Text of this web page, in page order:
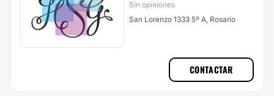
Sin opiniones
San Lorenzo 1333 5º A, Rosario
CONTACTAR